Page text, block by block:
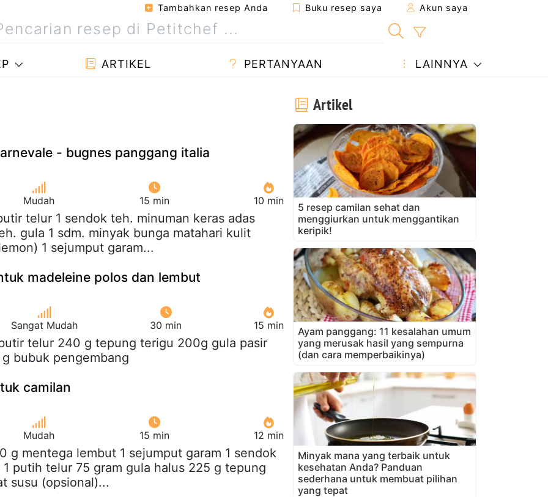
Tambahkan resep Anda Buku resep saya Akun saya
ARTIKEL PERTANYAAN LAINNYA
- bugnes panggang italia
Mudah 15 min 10 min
telur 1 sendok teh. minuman keras adas
gula 1 sdm. minyak bunga matahari kulit
1 sejumput garam...
madeleine polos dan lembut
Sangat Mudah 30 min 15 min
telur 240 g tepung terigu 200g gula pasir
bubuk pengembang
camilan
Mudah 15 min 12 min
g mentega lembut 1 sejumput garam 1 sendok
putih telur 75 gram gula halus 225 g tepung
susu (opsional)...
Artikel
5 resep camilan sehat dan
menggiurkan untuk menggantikan
keripik!
Ayam panggang: 11 kesalahan umum
yang merusak hasil yang sempurna
(dan cara memperbaikinya)
Minyak mana yang terbaik untuk
kesehatan Anda? Panduan
sederhana untuk membuat pilihan
yang tepat